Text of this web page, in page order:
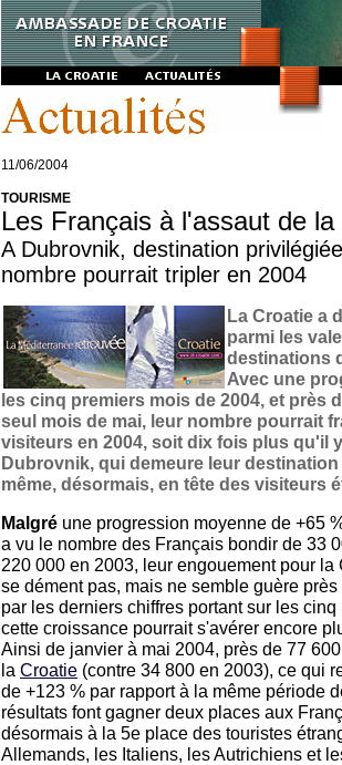
11/06/2004
TOURISME
Les Français à l'assaut de
A Dubrovnik, destination
nombre pourrait tripler en 2004
La Croatie a
parmi les
destinations
Avec une
les cinq premiers mois de 2004, et près
seul mois de mai, leur nombre pourrait
visiteurs en 2004, soit dix fois plus qu'il
Dubrovnik, qui demeure leur
même, désormais, en tête des visiteurs
Malgré une progression moyenne de +65
a vu le nombre des Français bondir de 33
220 000 en 2003, leur engouement pour
se dément pas, mais ne semble guère
par les derniers chiffres portant sur les
cette croissance pourrait s'avérer encore
Ainsi de janvier à mai 2004, près de 77
la Croatie (contre 34 800 en 2003), ce qui
de +123 % par rapport à la même période
résultats font gagner deux places aux
désormais à la 5e place des touristes
Allemands, les Italiens, les Autrichiens et